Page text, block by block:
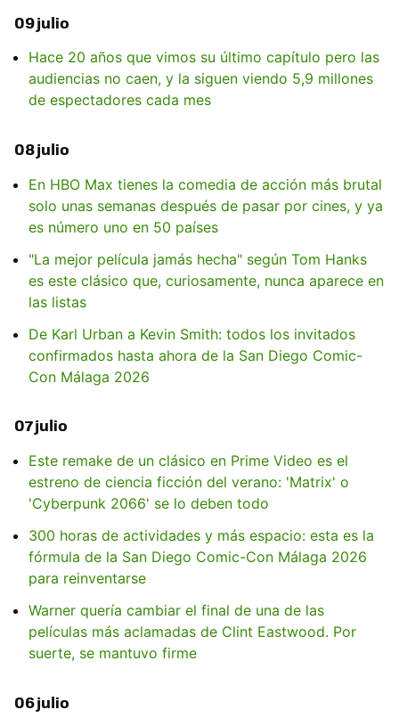
09 julio
Hace 20 años que vimos su último capítulo pero las
audiencias no caen, y la siguen viendo 5,9 millones
de espectadores cada mes
08 julio
En HBO Max tienes la comedia de acción más brutal
solo unas semanas después de pasar por cines, y ya
es número uno en 50 países
"La mejor película jamás hecha" según Tom Hanks
es este clásico que, curiosamente, nunca aparece en
las listas
De Karl Urban a Kevin Smith: todos los invitados
confirmados hasta ahora de la San Diego Comic-
Con Málaga 2026
07 julio
Este remake de un clásico en Prime Video es el
estreno de ciencia ficción del verano: 'Matrix' o
'Cyberpunk 2066' se lo deben todo
300 horas de actividades y más espacio: esta es la
fórmula de la San Diego Comic-Con Málaga 2026
para reinventarse
Warner quería cambiar el final de una de las
películas más aclamadas de Clint Eastwood. Por
suerte, se mantuvo firme
06 julio